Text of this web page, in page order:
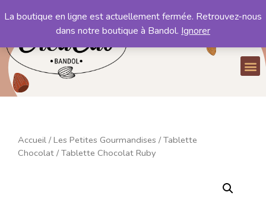
Mon compte
Accueil / Les Petites Gourmandises / Tablette
Chocolat / Tablette Chocolat Ruby
La boutique en ligne est actuellement fermée. Retrouvez-nous
dans notre boutique à Bandol. Ignorer